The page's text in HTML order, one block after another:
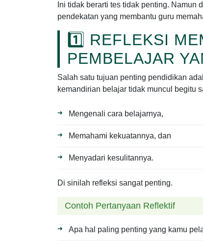
Ini tidak berarti tes tidak penting.
pendekatan yang membantu guru
1️⃣ REFLEKSI
PEMBELAJAR
Salah satu tujuan penting pendidikan
kemandirian belajar tidak muncul begitu
Mengenali cara belajarnya,
Memahami kekuatannya, dan
Menyadari kesulitannya.
Di sinilah refleksi sangat penting.
Contoh Pertanyaan Reflektif
Apa hal paling penting yang kamu